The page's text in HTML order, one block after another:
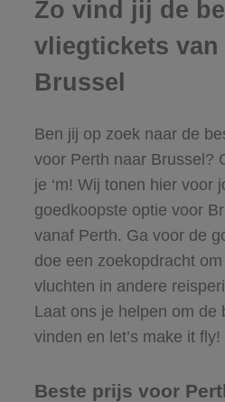
Zo vind jij de
vliegtickets van
Brussel
Ben jij op zoek naar de
voor Perth naar Brussel?
je ‘m! Wij tonen hier voor
goedkoopste optie voor
vanaf Perth. Ga voor de
doe een zoekopdracht
vluchten in andere
Laat ons je helpen om de
vinden en let’s make it fly!
Beste prijs voor